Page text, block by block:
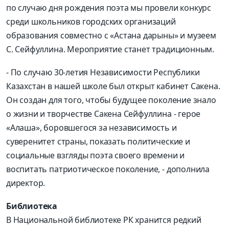
по случаю дня рождения поэта мы провели конкурс
среди школьников городских организаций
образования совместно с «Астана дарыны» и музеем
С. Сейфуллина. Мероприятие станет традиционным.
- По случаю 30-летия Независимости Республики
Казахстан в нашей школе был открыт кабинет Сакена.
Он создан для того, чтобы будущее поколение знало
о жизни и творчестве Сакена Сейфуллина - герое
«Алаша», боровшегося за независимость и
суверенитет страны, показать политические и
социальные взгляды поэта своего времени и
воспитать патриотическое поколение, - дополнила
директор.
Библиотека
В Национальной библиотеке РК хранится редкий